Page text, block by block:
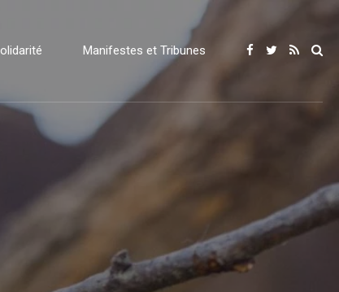
Manifestes et Tribunes